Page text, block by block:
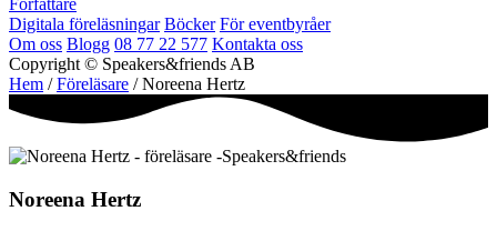
Författare
Digitala föreläsningar Böcker För eventbyråer
Om oss Blogg 08 77 22 577 Kontakta oss
Copyright © Speakers&friends AB
Hem /Föreläsare / Noreena Hertz
Noreena Hertz